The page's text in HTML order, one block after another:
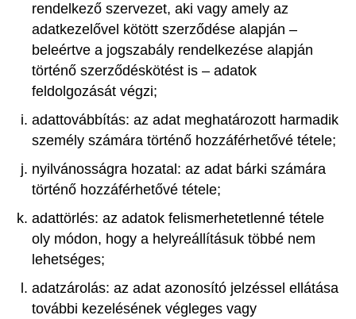
rendelkező szervezet, aki vagy amely az
adatkezelővel kötött szerződése alapján –
beleértve a jogszabály rendelkezése alapján
történő szerződéskötést is – adatok
feldolgozását végzi;
adattovábbítás: az adat meghatározott harmadik
személy számára történő hozzáférhetővé tétele;
nyilvánosságra hozatal: az adat bárki számára
történő hozzáférhetővé tétele;
adattörlés: az adatok felismerhetetlenné tétele
oly módon, hogy a helyreállításuk többé nem
lehetséges;
adatzárolás: az adat azonosító jelzéssel ellátása
további kezelésének végleges vagy